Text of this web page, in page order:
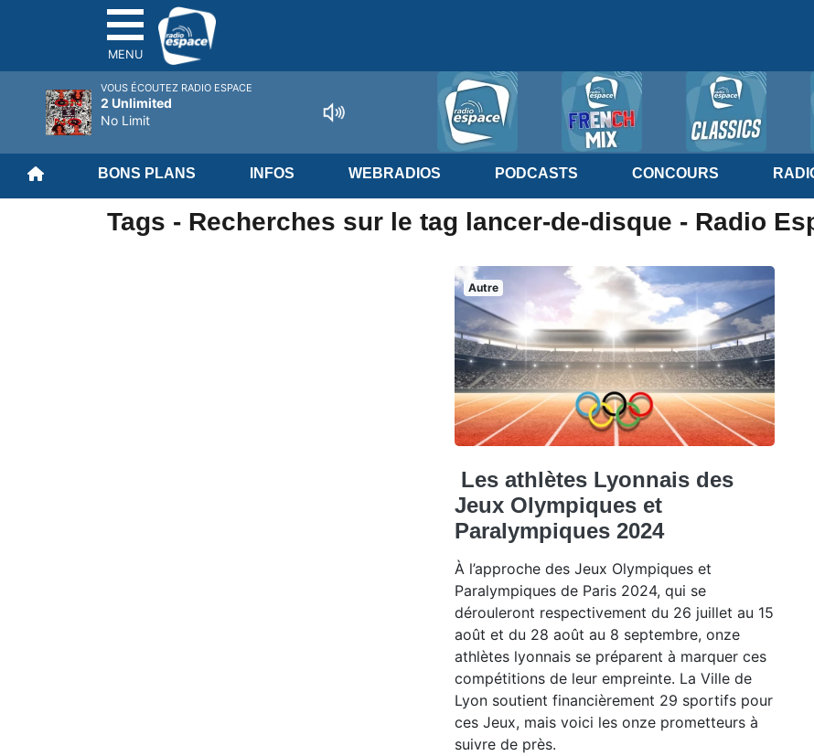
MENU
BONS PLANS INFOS WEBRADIOS PODCASTS CONCOURS
Tags - Recherches sur le tag lancer-de-disque - Radio
Autre
Les athlètes Lyonnais des
Jeux Olympiques et
Paralympiques 2024
À l’approche des Jeux Olympiques et
Paralympiques de Paris 2024, qui se
dérouleront respectivement du 26 juillet au 15
août et du 28 août au 8 septembre, onze
athlètes lyonnais se préparent à marquer ces
compétitions de leur empreinte. La Ville de
Lyon soutient financièrement 29 sportifs pour
ces Jeux, mais voici les onze prometteurs à
suivre de près.
VOUS ÉCOUTEZ RADIO ESPACE
2 Unlimited
No Limit